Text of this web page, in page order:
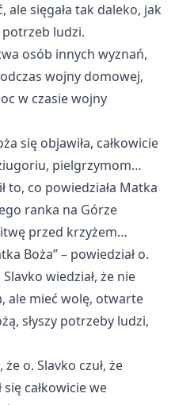
ale sięgała tak daleko, jak
ludzi.
osób innych wyznań,
wojny domowej,
w czasie wojny
się objawiła, całkowicie
pielgrzymom…
to, co powiedziała Matka
ranka na Górze
przed krzyżem…
Boża”– powiedział o.
wiedział, że nie
ale mieć wolę, otwarte
słyszy potrzeby ludzi,
że o. Slavko czuł, że
całkowicie we